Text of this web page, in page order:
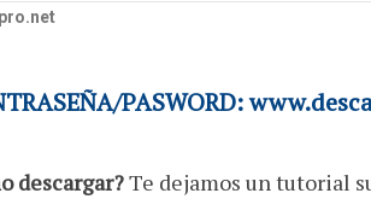
PASWORD:
descargar?Te dejamos un tutorial